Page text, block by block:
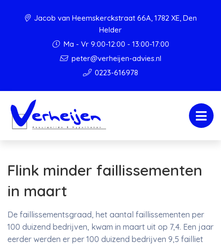
Jacob van Heemskerckstraat 66A, 1782 XE, Den
Helder
Ma - Vr 9:00-12:00 - 13:00-17:00
peter@verheijen-advies.nl
0223-616978
Flink minder faillissementen
in maart
De faillissementsgraad, het aantal faillissementen per
100 duizend bedrijven, kwam in maart uit op 7,4. Een jaar
eerder werden er per 100 duizend bedrijven 9,5 failliet